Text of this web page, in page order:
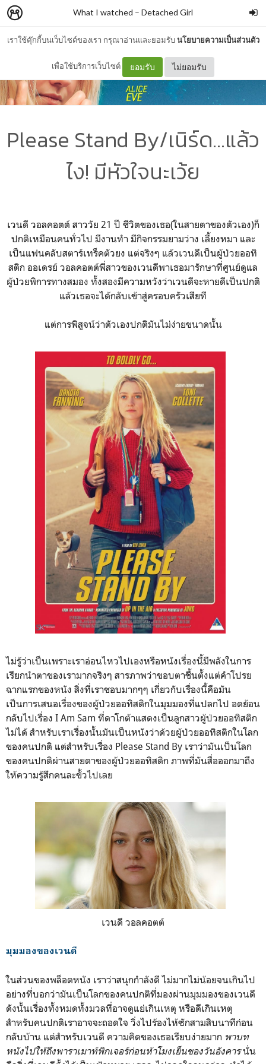
เราใช้คุ๊กกี้บนเว็บไซต์ของเรา กรุณาอ่านและยอมรับนโยบายความเป็นส่วนตัว
เพื่อใช้บริการเว็บไซต์ ยอมรับ ไม่ยอมรับ
What I watched – Detached Girl
Please Stand By/เนิร์ด...แล้ว
ไง! มีหัวใจนะเว้ย
เวนดี วอลคอตต์ สาววัย 21 ปี ชีวิตของเธอ(ในสายตาของตัวเอง)ก็
ปกติเหมือนคนทั่วไป มีงานทำ มีกิจกรรมยามว่าง เลี้ยงหมา และ
เป็นแฟนคลับสตาร์เทร็คตัวยง แต่จริงๆ แล้วเวนดีเป็นผู้ป่วยออทิ
สติก ออเดรย์ วอลคอตต์พี่สาวของเวนดีพาเธอมารักษาที่ศูนย์ดูแล
ผู้ป่วยพิการทางสมอง ทั้งสองมีความหวังว่าเวนดีจะหายดีเป็นปกติ
แล้วเธอจะได้กลับเข้าสู่ครอบครัวเสียที
แต่การพิสูจน์ว่าตัวเองปกติมันไม่ง่ายขนาดนั้น
ไม่รู้ว่าเป็นเพราะเราอ่อนไหวไปเองหรือหนังเรื่องนี้มีพลังในการ
เรียกนำตาของเรามากจริงๆ สารภาพว่าขอบตาชื้นตั้งแต่คำโปรย
ฉากแรกของหนัง สิ่งที่เราชอบมากๆๆ เกี่ยวกับเรื่องนี้คือมัน
เป็นการเสนอเรื่องของผู้ป่วยออทิสติกในมุมมองที่แปลกไป อดย้อน
กลับไปเรื่อง I Am Sam ที่ดาโกต้าแสดงเป็นลูกสาวผู้ป่วยออทิสติก
ไม่ได้ สำหรับเราเร่ื่องนั้นมันเป็นหนังว่าด้วยผู้ป่วยออทิสติกในโลก
ของคนปกติ แต่สำหรับเรื่อง Please Stand By เราว่ามันเป็นโลก
ของคนปกติผ่านสายตาของผู้ป่วยออทิสติก ภาพที่มันสื่อออกมาถึง
ให้ความรู้สึกคนละขั้วไปเลย
เวนดี วอลคอตต์
มุมมองของเวนดี
ในส่วนของพล็อตหนัง เราว่าสนุกกำลังดี ไม่มากไม่น้อยจนเกินไป
อย่างที่บอกว่ามันเป็นโลกของคนปกติที่มองผ่านมุมมองของเวนดี
ดังนั้นเรื่องทั้งหมดทั้งมวลที่อาจดูแย่เกินเหตุ หรือดีเกินเหตุ
สำหรับคนปกติเราอาจจะถอดใจ วิ่งไปร้องไห้ซักสามสิบนาทีก่อน
กลับบ้าน แต่สำหรับเวนดี ความคิดของเธอเรียบง่ายมาก พาบท
หนังไปให้ถึงพาราเมาท์พิกเจอร์ก่อนห้าโมงเย็นของวันอังคารนั่น